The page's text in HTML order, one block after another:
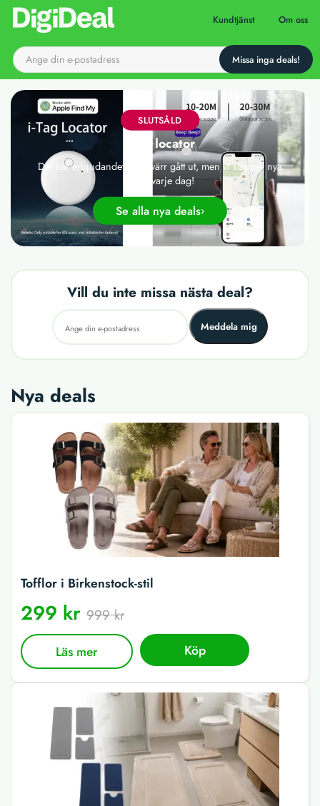
Till startsidan Kundtjänst Om oss
SLUTSÅLD
i-Tag locator
Det här erbjudandet har tyvärr gått ut, men vi släpper nya
deals varje dag!
Se alla nya deals
Vill du inte missa nästa deal?
Meddela mig
Nya deals
Tofflor i Birkenstock-stil
299 kr 999 kr
Läs mer Köp